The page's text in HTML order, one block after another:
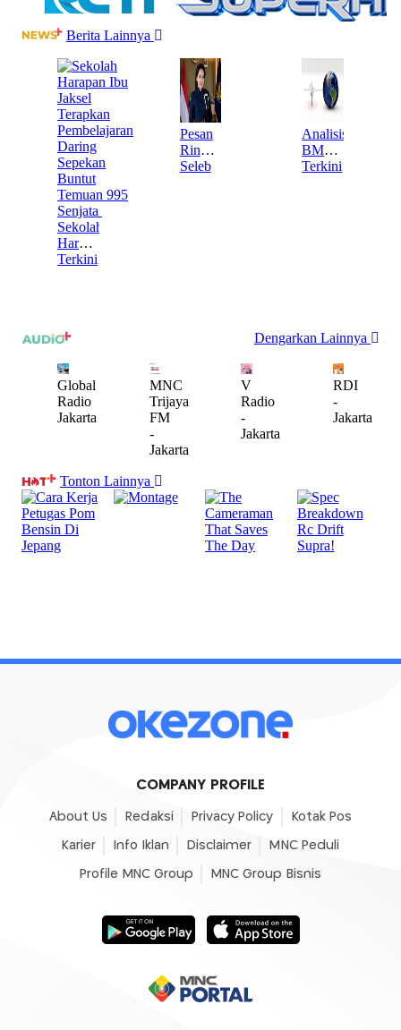
COMPANY PROFILE
About Us Redaksi Privacy Policy Kotak Pos
Karier Info Iklan Disclaimer MNC Peduli
Profile MNC Group MNC Group Bisnis